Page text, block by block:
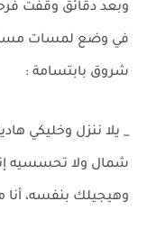
وبعد دقائق وقفت
في وضع لمسات
شروق بابتسامة :
_ يلا ننزل وخليكي
شمال ولا تحسسيه
وهيجيلك بنفسه، أنا